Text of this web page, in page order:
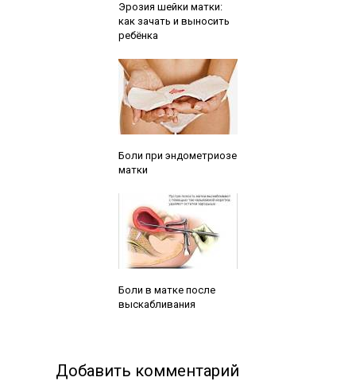
Эрозия шейки матки:
как зачать и выносить
ребёнка
Боли при эндометриозе
матки
Боли в матке после
выскабливания
Добавить комментарий